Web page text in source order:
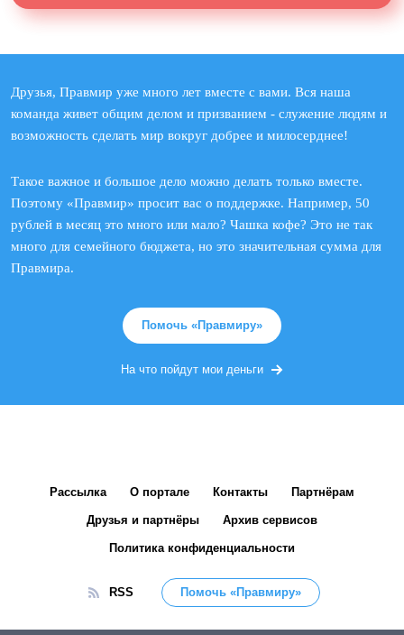
Друзья, Правмир уже много лет вместе с вами. Вся наша
команда живет общим делом и призванием - служение людям и
возможность сделать мир вокруг добрее и милосерднее!
Такое важное и большое дело можно делать только вместе.
Поэтому «Правмир» просит вас о поддержке. Например, 50
рублей в месяц это много или мало? Чашка кофе? Это не так
много для семейного бюджета, но это значительная сумма для
Правмира.
Помочь «Правмиру»
На что пойдут мои деньги
Рассылка О портале Контакты Партнёрам
Друзья и партнёры Архив сервисов
Политика конфиденциальности
RSS Помочь «Правмиру»